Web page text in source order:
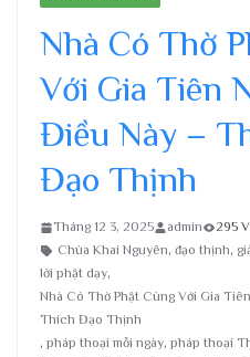
Nhà Có Thờ
Với Gia Tiên
Điều Này –
Đạo Thịnh
Tháng 12 3, 2025 admin
295
Chùa Khai Nguyên, đạo thịnh,
lời phật dạy,
Nhà Có Thờ Phật Cùng Với Gia
Thích Đạo Thịnh
, pháp thoại mỗi ngày, pháp thoại